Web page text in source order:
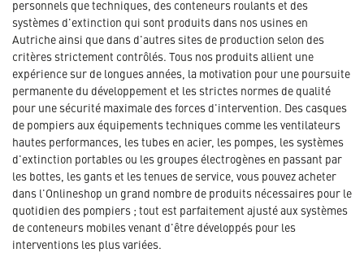
personnels que techniques, des conteneurs roulants et des
systèmes d'extinction qui sont produits dans nos usines en
Autriche ainsi que dans d'autres sites de production selon des
critères strictement contrôlés. Tous nos produits allient une
expérience sur de longues années, la motivation pour une poursuite
permanente du développement et les strictes normes de qualité
pour une sécurité maximale des forces d'intervention. Des casques
de pompiers aux équipements techniques comme les ventilateurs
hautes performances, les tubes en acier, les pompes, les systèmes
d'extinction portables ou les groupes électrogènes en passant par
les bottes, les gants et les tenues de service, vous pouvez acheter
dans l'Onlineshop un grand nombre de produits nécessaires pour le
quotidien des pompiers ; tout est parfaitement ajusté aux systèmes
de conteneurs mobiles venant d'être développés pour les
interventions les plus variées.